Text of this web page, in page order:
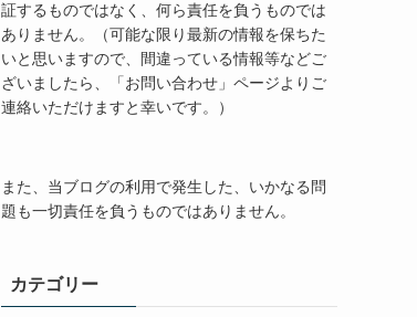
証するものではなく、何ら責任を負うものでは
ありません。（可能な限り最新の情報を保ちた
いと思いますので、間違っている情報等などご
ざいましたら、「お問い合わせ」ページよりご
連絡いただけますと幸いです。）
また、当ブログの利用で発生した、いかなる問
題も一切責任を負うものではありません。
カテゴリー